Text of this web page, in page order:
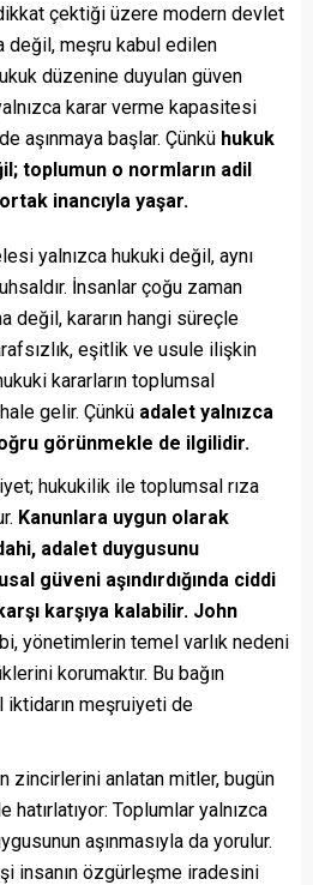
çektiği üzere modern devlet
değil, meşru kabul edilen
düzenine duyulan güven
karar verme kapasitesi
aşınmaya başlar. Çünkü hukuk
toplumun o normların adil
inancıyla yaşar.
yalnızca hukuki değil, aynı
İnsanlar çoğu zaman
değil, kararın hangi süreçle
eşitlik ve usule ilişkin
kararların toplumsal
gelir. Çünkü adalet yalnızca
görünmekle de ilgilidir.
hukukilik ile toplumsal rıza
Kanunlara uygun olarak
adalet duygusunu
güveni aşındırdığında ciddi
karşıya kalabilir. John
yönetimlerin temel varlık nedeni
korumaktır. Bu bağın
iktidarın meşruiyeti de
zincirlerini anlatan mitler, bugün
Toplumlar yalnızca
aşınmasıyla da yorulur.
insanın özgürleşme iradesini